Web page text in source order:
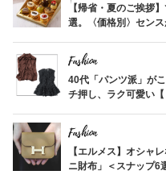
【帰省・夏のご挨拶
選。〈価格別〉セン
Fashion
40代「パンツ派」が
チ押し、ラク可愛い
Fashion
【エルメス】オシャ
ニ財布」＜スナップ6